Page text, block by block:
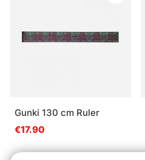
Gunki 130 cm Ruler
€17.90